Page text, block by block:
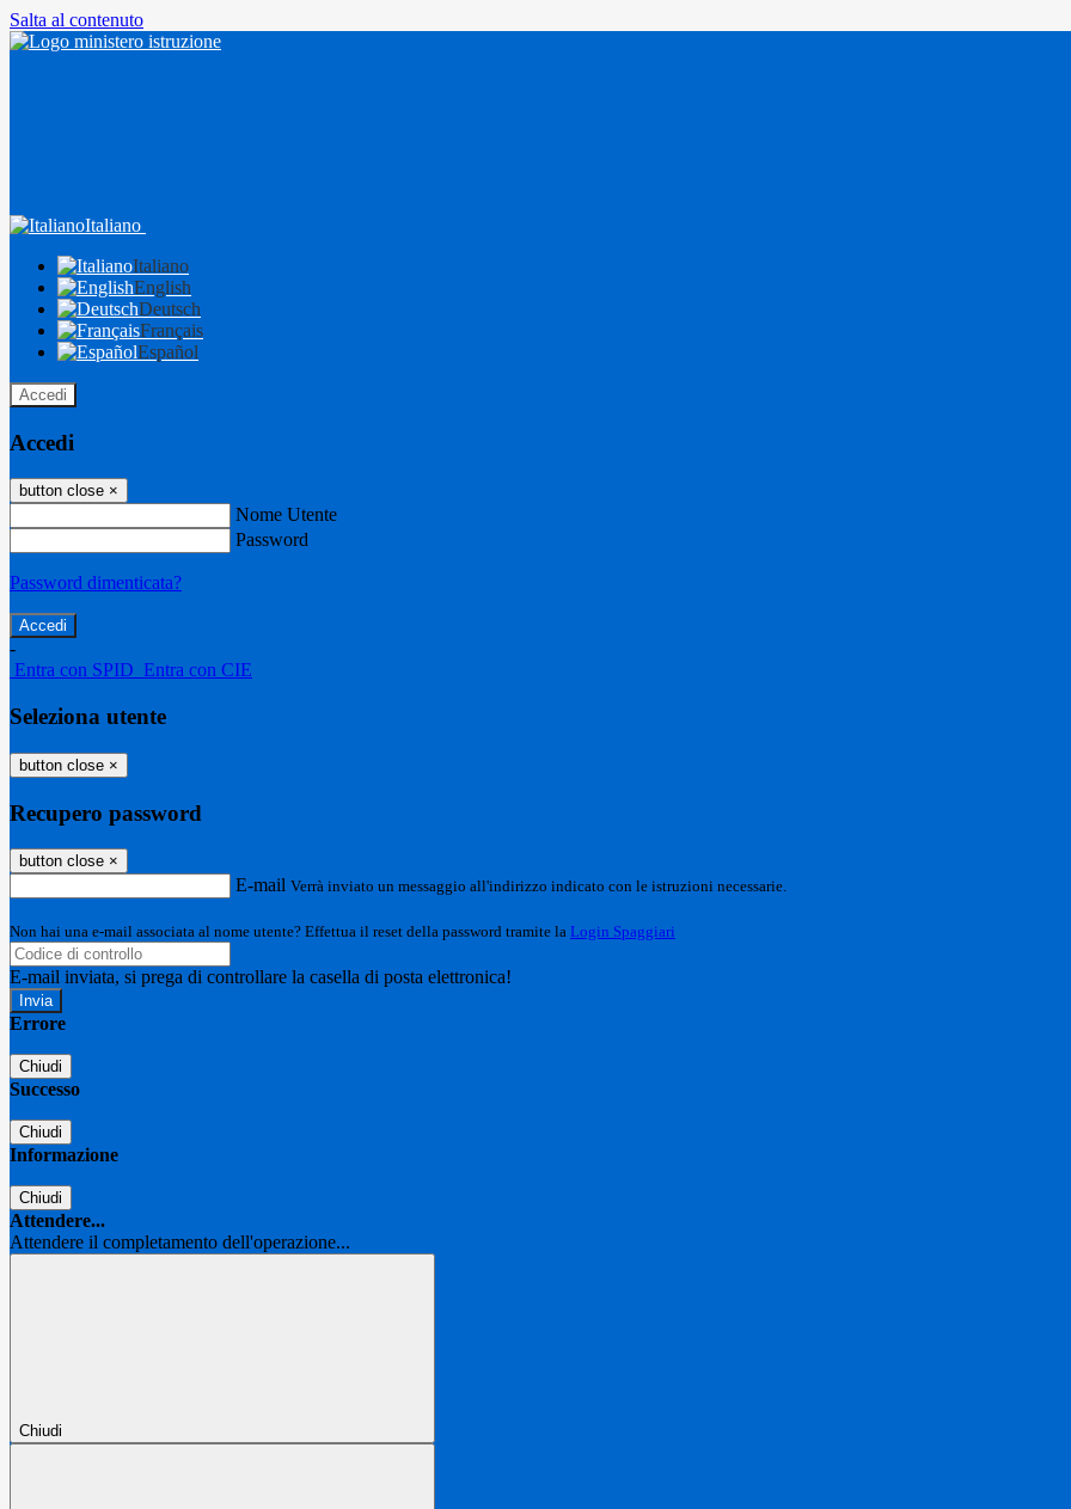
Salta al contenuto
Italiano
Italiano
English
Deutsch
Français
Español
Accedi
Accedi
button close ×
Nome Utente
Password
Password dimenticata?
-
Entra con SPID Entra con CIE
Seleziona utente
button close ×
Recupero password
button close ×
E-mail Verrà inviato un messaggio all'indirizzo indicato con le istruzioni necessarie.
Non hai una e-mail associata al nome utente? Effettua il reset della password tramite la Login Spaggiari
E-mail inviata, si prega di controllare la casella di posta elettronica!
Errore
Chiudi
Successo
Chiudi
Informazione
Chiudi
Attendere...
Attendere il completamento dell'operazione...
Chiudi